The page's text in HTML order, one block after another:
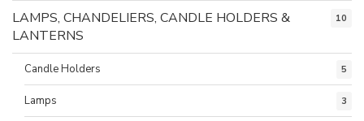
LAMPS, CHANDELIERS, CANDLE HOLDERS &
LANTERNS
10
Candle Holders 5
Lamps 3